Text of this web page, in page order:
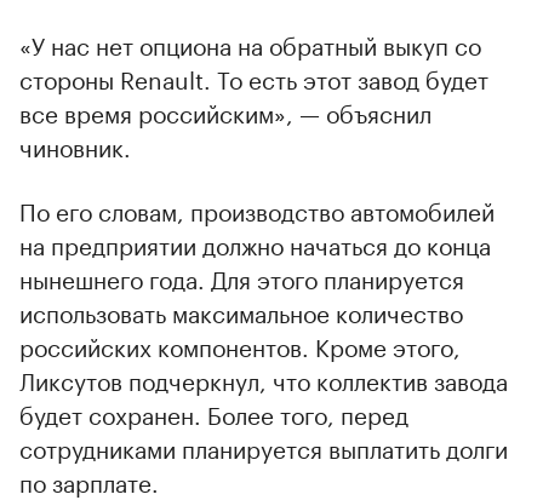
«У нас нет опциона на обратный выкуп со
стороны Renault. То есть этот завод будет
все время российским», — объяснил
чиновник.
По его словам, производство автомобилей
на предприятии должно начаться до конца
нынешнего года. Для этого планируется
использовать максимальное количество
российских компонентов. Кроме этого,
Ликсутов подчеркнул, что коллектив завода
будет сохранен. Более того, перед
сотрудниками планируется выплатить долги
по зарплате.